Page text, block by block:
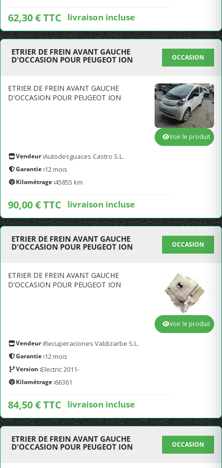
62,30 € TTC livraison incluse
ETRIER DE FREIN AVANT GAUCHE
D'OCCASION POUR PEUGEOT ION
OCCASION
ETRIER DE FREIN AVANT GAUCHE
D'OCCASION POUR PEUGEOT ION
Vendeur :Autodesguaces Castro S.L.
Garantie :12 mois
Kilométrage :45855 km
90,00 € TTC livraison incluse
Voir le produit
ETRIER DE FREIN AVANT GAUCHE
D'OCCASION POUR PEUGEOT ION
OCCASION
ETRIER DE FREIN AVANT GAUCHE
D'OCCASION POUR PEUGEOT ION
Vendeur :Recuperaciones Valdizarbe S.L.
Garantie :12 mois
Version :Electric 2011-
Kilométrage :66361
84,50 € TTC livraison incluse
Voir le produit
ETRIER DE FREIN AVANT GAUCHE
D'OCCASION POUR PEUGEOT ION
OCCASION